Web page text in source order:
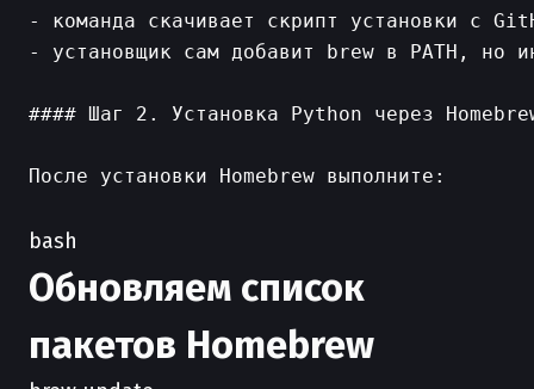
- команда скачивает скрипт установки с
- установщик сам добавит brew в PATH, но
#### Шаг 2. Установка Python через
После установки Homebrew выполните:
bash
Обновляем список
пакетов Homebrew